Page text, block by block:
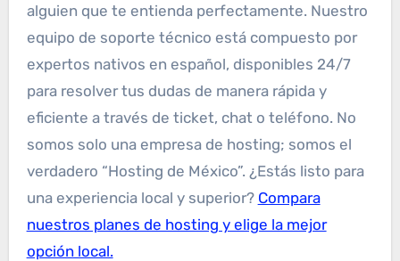
alguien que te entienda perfectamente. Nuestro
equipo de soporte técnico está compuesto por
expertos nativos en español, disponibles 24/7
para resolver tus dudas de manera rápida y
eficiente a través de ticket, chat o teléfono. No
somos solo una empresa de hosting; somos el
verdadero “Hosting de México”. ¿Estás listo para
una experiencia local y superior? Compara
nuestros planes de hosting y elige la mejor
opción local.